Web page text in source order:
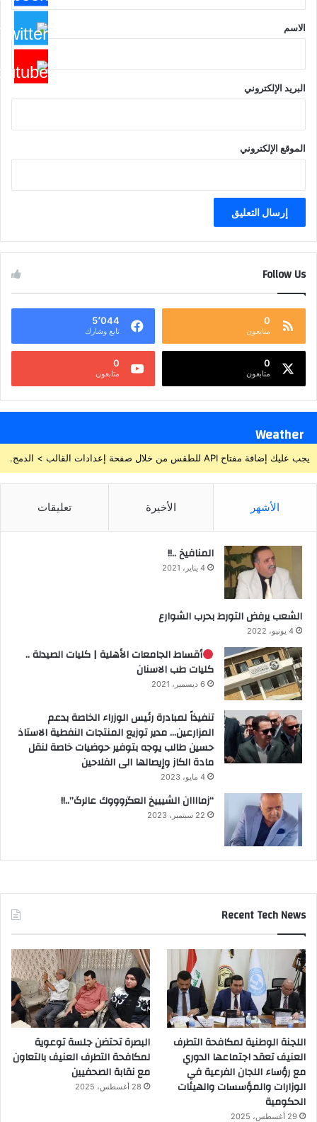
*
الاسم
البريد الإلكتروني
الموقع الإلكتروني
Follow Us
0
متابعون
5٬044
تابع وشارك
0
متابعون
0
متابعون
Weather
يجب عليك إضافة مفتاح API للطقس من خلال صفحة إعدادات القالب > الدمج.
الأشهر الأخيرة تعليقات
المنافيخ ..!!
4 يناير، 2021
الشعب يرفض التورط بحرب الشوارع
4 يونيو، 2022
أقساط الجامعات الأهلية | كليات الصيدلة ..
كليات طب الاسنان
6 ديسمبر، 2021
تنفيذاً لمبادرة رئيس الوزراء الخاصة بدعم
المزارعين… مدير توزيع المنتجات النفطية الاستاذ
حسين طالب يوجه بتوفير حوضيات خاصة لنقل
مادة الكاز وإيصالها الى الفلاحين
4 مايو، 2023
“زماااان الشيييخ العگروووك عالرگ”..!!
22 سبتمبر، 2023
Recent Tech News
اللجنة الوطنية لمكافحة التطرف
العنيف تعقد اجتماعها الدوري
مع رؤساء اللجان الفرعية في
الوزارات والمؤسسات والهيئات
الحكومية
29 أغسطس، 2025
البصرة تحتضن جلسة توعوية
لمكافحة التطرف العنيف بالتعاون
مع نقابة الصحفيين
28 أغسطس، 2025